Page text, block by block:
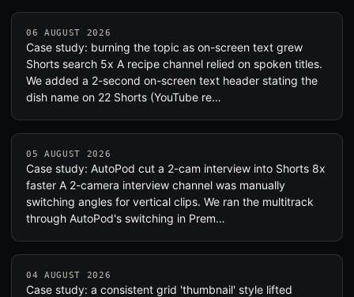
06 AUGUST 2026
Case study: burning the topic as on-screen text grew
Shorts search 5x A recipe channel relied on spoken titles.
We added a 2-second on-screen text header stating the
dish name on 22 Shorts (YouTube re…
05 AUGUST 2026
Case study: AutoPod cut a 2-cam interview into Shorts 8x
faster A 2-camera interview channel was manually
switching angles for vertical clips. We ran the multitrack
through AutoPod's switching in Prem…
04 AUGUST 2026
Case study: a consistent grid 'thumbnail' style lifted